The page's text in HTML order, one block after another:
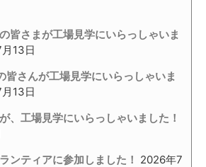
皆さまが工場見学にいらっしゃいま
13日
皆さんが工場見学にいらっしゃいま
13日
、工場見学にいらっしゃいました！
ンティアに参加しました！ 2026年7